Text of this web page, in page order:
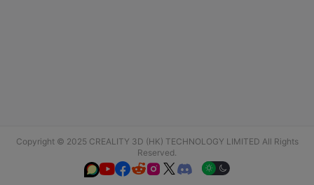
Copyright © 2025 CREALITY 3D (HK) TECHNOLOGY LIMITED All Rights
Reserved.
  